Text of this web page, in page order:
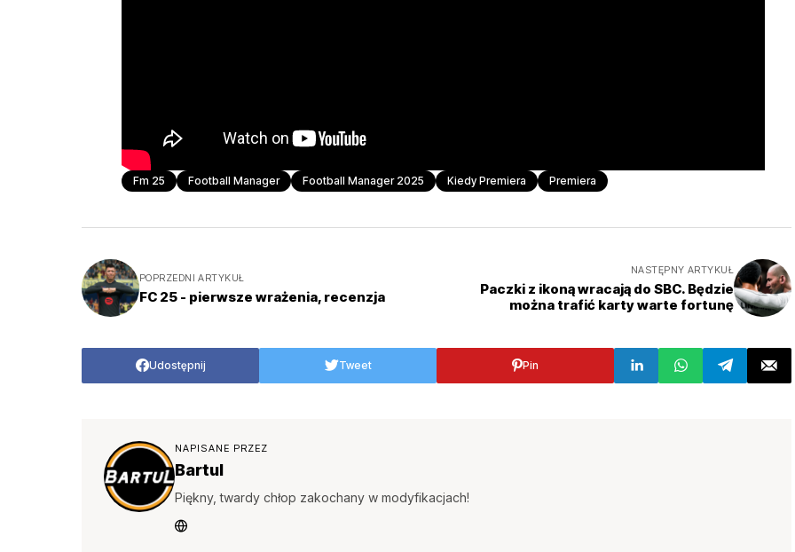
Fm 25 Football Manager Football Manager 2025 Kiedy Premiera Premiera
POPRZEDNI ARTYKUŁ
FC 25 - pierwsze wrażenia, recenzja
NASTĘPNY ARTYKUŁ
Paczki z ikoną wracają do SBC. Będzie
można trafić karty warte fortunę
Udostępnij Tweet Pin
NAPISANE PRZEZ
Bartul
Piękny, twardy chłop zakochany w modyfikacjach!